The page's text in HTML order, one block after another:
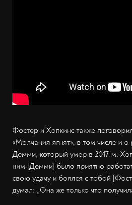
Фостер и Хопкинс также
«Молчания ягнят», в том числе и
Демми, который умер в 2017-м.
ним [Демми] было приятно
свою удачу и боялся с тобой
думал: „Она же только что